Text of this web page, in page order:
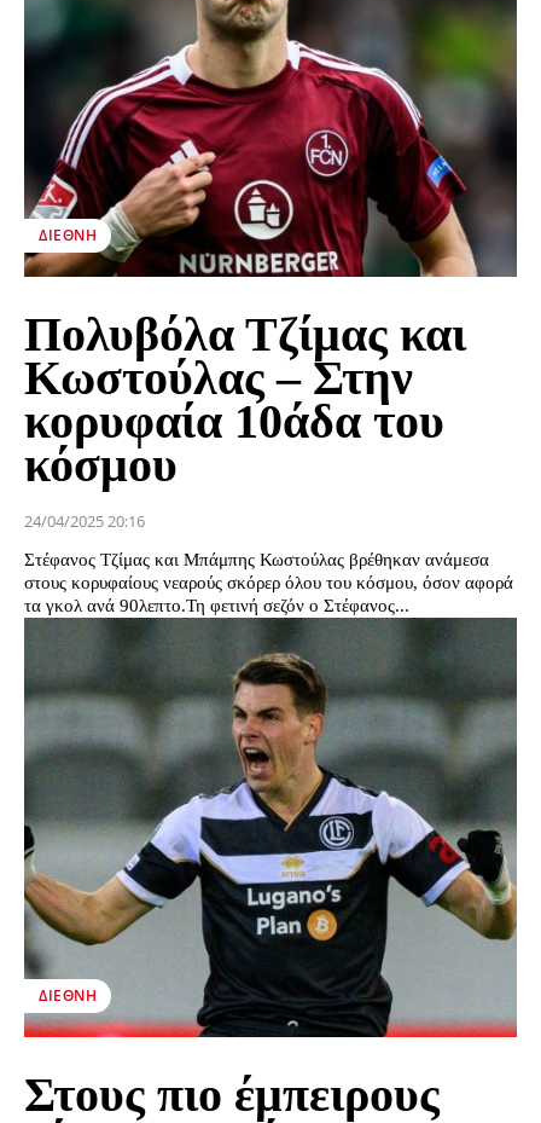
ΔΙΕΘΝΉ
Πολυβόλα Τζίμας και
Κωστούλας – Στην
κορυφαία 10άδα του
κόσμου
24/04/2025 20:16
Στέφανος Τζίμας και Μπάμπης Κωστούλας βρέθηκαν ανάμεσα
στους κορυφαίους νεαρούς σκόρερ όλου του κόσμου, όσον αφορά
τα γκολ ανά 90λεπτο.Τη φετινή σεζόν ο Στέφανος...
ΔΙΕΘΝΉ
Στους πιο έμπειρους